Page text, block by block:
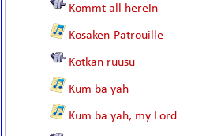
Kommt all herein
Kosaken-Patrouille
Kotkan ruusu
Kum ba yah
Kum ba yah, my Lord